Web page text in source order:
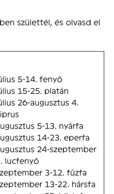
születtél, és olvasd el
5-14. fenyő
15-25. platán
26-augusztus 4.
5-13. nyárfa
14-23. eperfa
24-szeptember
lucfenyő
3-12. fűzfa
13-22. hársfa